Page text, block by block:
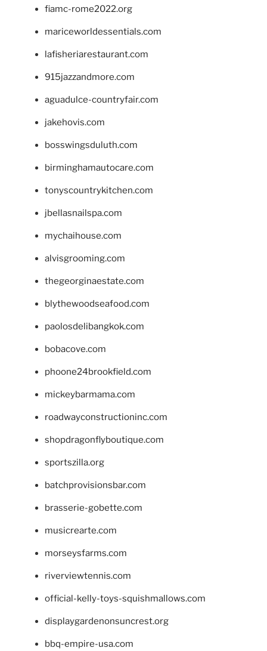
fiamc-rome2022.org
mariceworldessentials.com
lafisheriarestaurant.com
915jazzandmore.com
aguadulce-countryfair.com
jakehovis.com
bosswingsduluth.com
birminghamautocare.com
tonyscountrykitchen.com
jbellasnailspa.com
mychaihouse.com
alvisgrooming.com
thegeorginaestate.com
blythewoodseafood.com
paolosdelibangkok.com
bobacove.com
phoone24brookfield.com
mickeybarmama.com
roadwayconstructioninc.com
shopdragonflyboutique.com
sportszilla.org
batchprovisionsbar.com
brasserie-gobette.com
musicrearte.com
morseysfarms.com
riverviewtennis.com
official-kelly-toys-squishmallows.com
displaygardenonsuncrest.org
bbq-empire-usa.com